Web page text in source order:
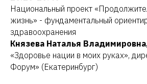
Национальный проект
жизнь» - фундаментальный
здравоохранения
Князева Наталья
«Здоровье нации в моих руках»,
Форум» (Екатеринбург)